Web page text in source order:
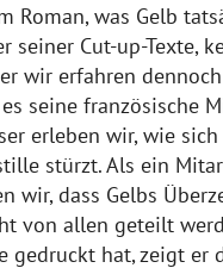
Roman, was Gelb
seiner Cut-up-Texte,
wir erfahren
seine französische
erleben wir, wie
stürzt. Als ein
wir, dass Gelbs
von allen geteilt
gedruckt hat, zeigt er